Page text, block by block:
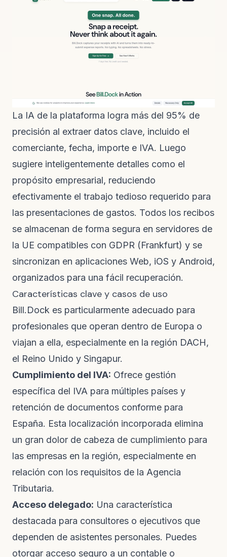
La IA de la plataforma logra más del 95% de
precisión al extraer datos clave, incluido el
comerciante, fecha, importe e IVA. Luego
sugiere inteligentemente detalles como el
propósito empresarial, reduciendo
efectivamente el trabajo tedioso requerido para
las presentaciones de gastos. Todos los recibos
se almacenan de forma segura en servidores de
la UE compatibles con GDPR (Frankfurt) y se
sincronizan en aplicaciones Web, iOS y Android,
organizados para una fácil recuperación.
Características clave y casos de uso
Bill.Dock es particularmente adecuado para
profesionales que operan dentro de Europa o
viajan a ella, especialmente en la región DACH,
el Reino Unido y Singapur.
Cumplimiento del IVA: Ofrece gestión
específica del IVA para múltiples países y
retención de documentos conforme para
España. Esta localización incorporada elimina
un gran dolor de cabeza de cumplimiento para
las empresas en la región, especialmente en
relación con los requisitos de la Agencia
Tributaria.
Acceso delegado: Una característica
destacada para consultores o ejecutivos que
dependen de asistentes personales. Puedes
otorgar acceso seguro a un contable o